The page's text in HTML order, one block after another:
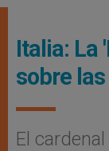
Italia: La
sobre
El